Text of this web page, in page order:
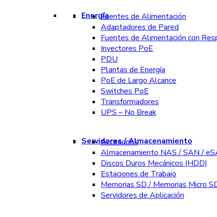
EnergíaFuentes de Alimentación
Adaptadores de Pared
Fuentes de Alimentación con
Inyectores PoE
PDU
Plantas de Energía
PoE de Largo Alcance
Switches PoE
Transformadores
UPS – No Break
Servidores / Almacenamiento
Accesorios
Almacenamiento NAS / SAN /
Discos Duros Mecánicos (HDD)
Estaciones de Trabajo
Memorias SD / Memorias Micro
Servidores de Aplicación